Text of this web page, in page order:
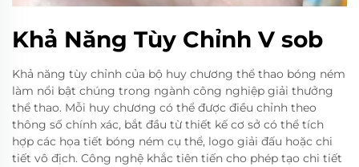
Khả Năng Tùy Chỉnh V sob
Khả năng tùy chỉnh của bộ huy chương thể thao bóng ném
làm nổi bật chúng trong ngành công nghiệp giải thưởng
thể thao. Mỗi huy chương có thể được điều chỉnh theo
thông số chính xác, bắt đầu từ thiết kế cơ sở có thể tích
hợp các họa tiết bóng ném cụ thể, logo giải đấu hoặc chi
tiết vô địch. Công nghệ khắc tiên tiến cho phép tạo chi tiết